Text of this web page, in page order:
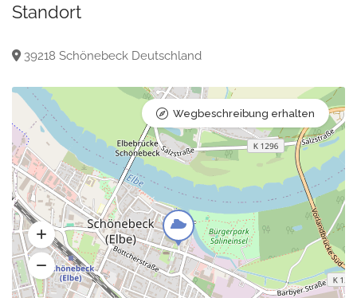
Standort
39218 Schönebeck Deutschland
Wegbeschreibung erhalten